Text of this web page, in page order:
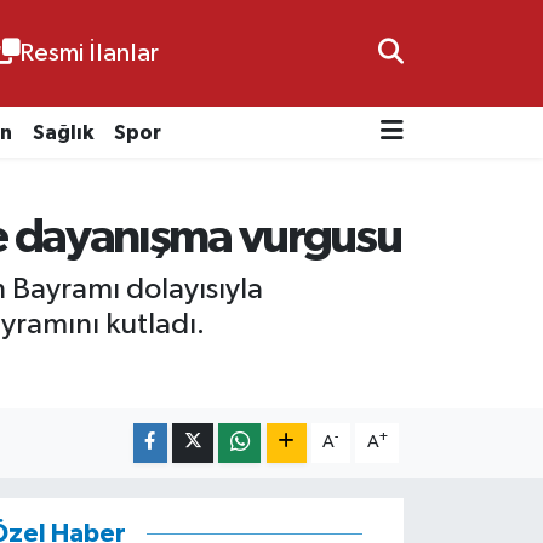
Resmi İlanlar
Sağlık Spor
vurgusu
dolayısıyla
kutladı.
A- A+
Haber